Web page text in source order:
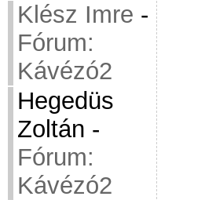
Klész Imre -
Fórum:
Kávézó2
Hegedüs
Zoltán -
Fórum:
Kávézó2